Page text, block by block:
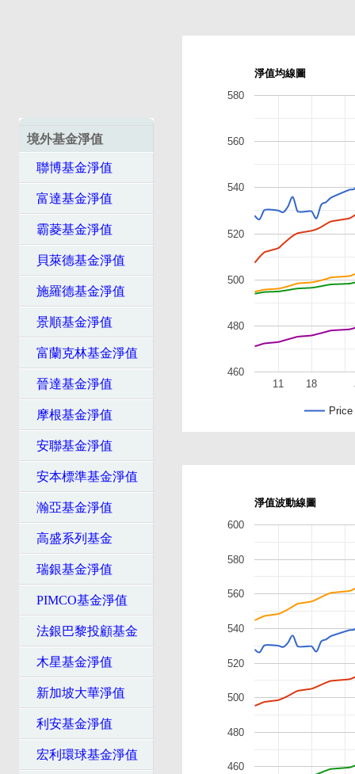
境外基金淨值
聯博基金淨值
富達基金淨值
霸菱基金淨值
貝萊德基金淨值
施羅德基金淨值
景順基金淨值
富蘭克林基金淨值
晉達基金淨值
摩根基金淨值
安聯基金淨值
安本標準基金淨值
瀚亞基金淨值
高盛系列基金
瑞銀基金淨值
PIMCO基金淨值
法銀巴黎投顧基金
木星基金淨值
新加坡大華淨值
利安基金淨值
宏利環球基金淨值
淨值均線圖
Price
11 18
460
480
500
520
540
560
580
淨值波動線圖
460
480
500
520
540
560
580
600